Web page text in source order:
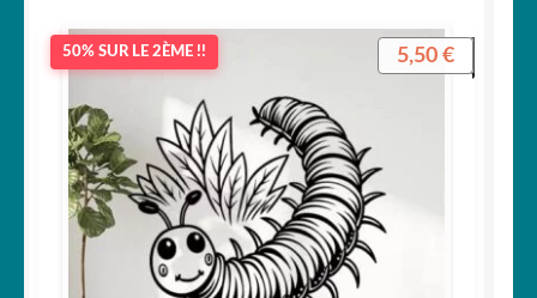
50% SUR LE 2ÈME !! 5,50 €